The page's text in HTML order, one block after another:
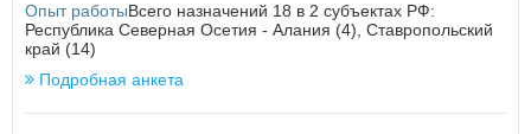
Опыт работыВсего назначений 18 в 2 субъектах РФ:
Республика Северная Осетия - Алания (4), Ставропольский
край (14)
Подробная анкета